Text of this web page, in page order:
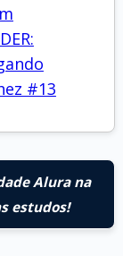
#13
Alura na
estudos!